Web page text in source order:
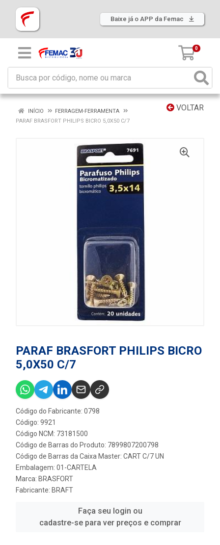
Baixe já o APP da Femac
0
VOLTAR
INÍCIO
FERRAGEM-FERRAMENTA
PARAF BRASFORT PHILIPS BICRO 5,0X50 C/7
PARAF BRASFORT PHILIPS BICRO
5,0X50 C/7
Código do Fabricante: 0798
Código: 9921
Código NCM: 73181500
Código de Barras do Produto: 7899807200798
Código de Barras da Caixa Master: CART C/7 UN
Embalagem: 01-CARTELA
Marca: BRASFORT
Fabricante: BRAFT
Faça seu login ou
cadastre-se para ver preços e comprar